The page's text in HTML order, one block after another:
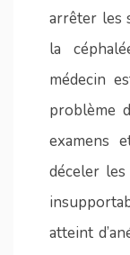
arrêter les
la
médecin
problème
examens
déceler
atteint